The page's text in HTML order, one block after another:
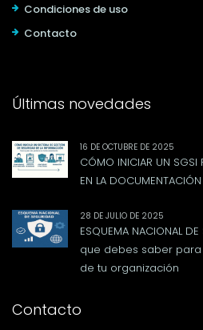
Condiciones de uso
Contacto
Últimas novedades
16 DE OCTUBRE DE 2025
CÓMO INICIAR UN SGSI
EN LA DOCUMENTACIÓN
28 DE JULIO DE 2025
ESQUEMA NACIONAL
que debes saber
de tu organización
Contacto